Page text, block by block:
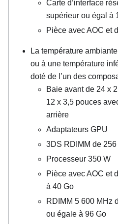
Carte d’interface
supérieur ou égal à
Pièce avec AOC et
La température
ou à une température
doté de l’un des
Baie avant de 24 x
12 x 3,5 pouces
arrière
Adaptateurs GPU
3DS RDIMM de 256
Processeur 350 W
Pièce avec AOC et
à 40 Go
RDIMM 5 600 MHz
ou égale à 96 Go